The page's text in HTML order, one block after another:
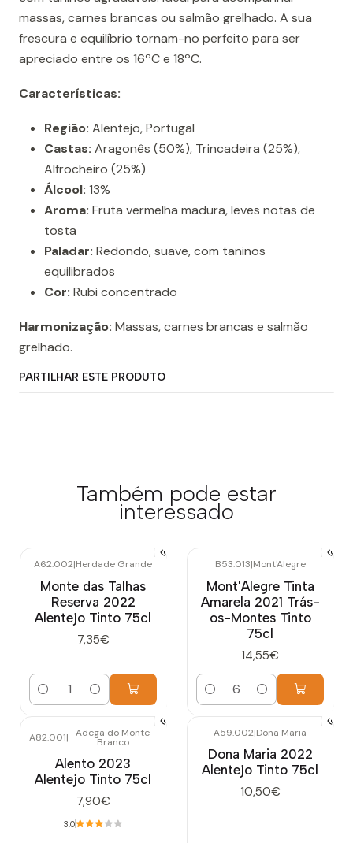
massas, carnes brancas ou salmão grelhado. A sua
frescura e equilíbrio tornam-no perfeito para ser
apreciado entre os 16ºC e 18ºC.
Características:
Região: Alentejo, Portugal
Castas: Aragonês (50%), Trincadeira (25%),
Alfrocheiro (25%)
Álcool: 13%
Aroma: Fruta vermelha madura, leves notas de
tosta
Paladar: Redondo, suave, com taninos
equilibrados
Cor: Rubi concentrado
Harmonização: Massas, carnes brancas e salmão
grelhado.
PARTILHAR ESTE PRODUTO
Também pode estar
interessado
A62.002|Herdade Grande
Monte das Talhas
Reserva 2022
Alentejo Tinto 75cl
7,35€
Quantidade
B53.013|Mont'Alegre
Mont'Alegre Tinta
Amarela 2021 Trás-
os-Montes Tinto
75cl
14,55€
Quantidade
A82.001| Adega do Monte
Branco
Alento 2023
Alentejo Tinto 75cl
7,90€
3.0
A59.002|Dona Maria
Dona Maria 2022
Alentejo Tinto 75cl
10,50€